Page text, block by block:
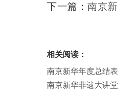
下一篇： 南京
相关阅读：
南京新华年度总结
南京新华非遗大讲